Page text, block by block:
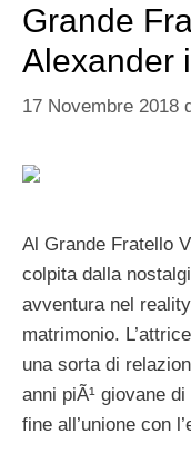
Grande
Alexander
17 Novembre 2018
Al Grande Fratello
colpita dalla
avventura nel
matrimonio.
una sorta di
anni piÃ¹ giovane
fine all’unione con